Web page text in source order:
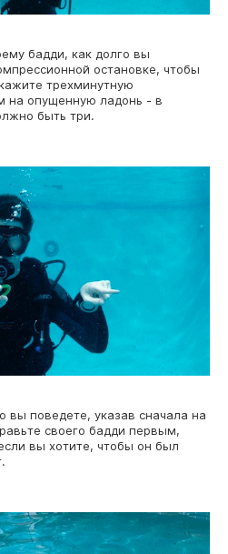
бадди, как долго вы
остановке, чтобы
трехминутную
на опущенную ладонь - в
быть три.
вы поведете, указав сначала на
своего бадди первым,
вы хотите, чтобы он был